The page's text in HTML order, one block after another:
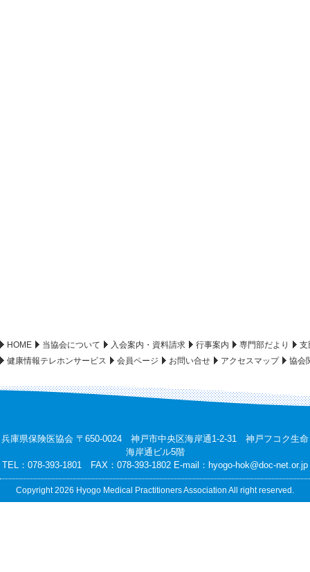
HOME 当協会について 入会案内・資料請求 行事案内 専門部だより
支
健康情報テレホンサービス
会員ページ お問い合せ アクセスマップ 協会
兵庫県保険医協会 〒650-0024 神戸市中央区海岸通1-2-31 神戸フコク生命
海岸通ビル5階
TEL：078-393-1801 FAX：078-393-1802 E-mail： hyogo-hok@doc-net.or.jp
Copyright 2026 Hyogo Medical Practitioners Association All right reserved.